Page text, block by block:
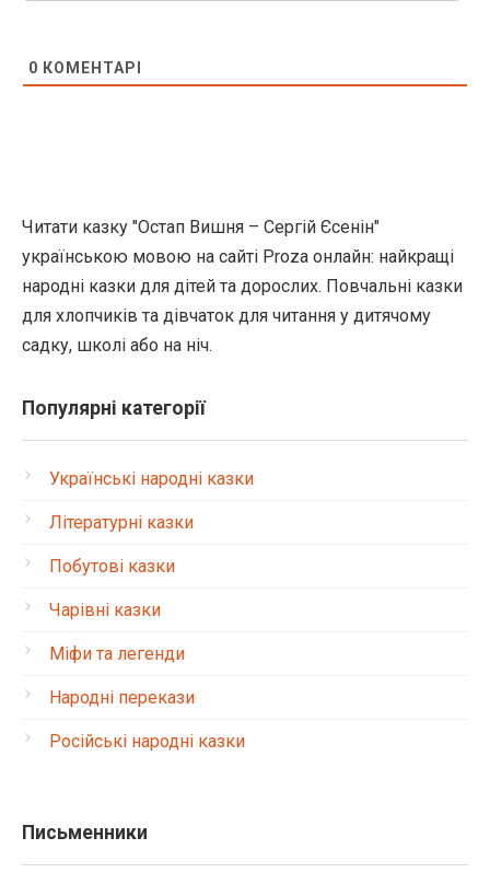
0 КОМЕНТАРІ
Читати казку "Остап Вишня – Сергій Єсенін"
українською мовою на сайті Proza онлайн: найкращі
народні казки для дітей та дорослих. Повчальні казки
для хлопчиків та дівчаток для читання у дитячому
садку, школі або на ніч.
Популярні категорії
Українські народні казки
Літературні казки
Побутові казки
Чарівні казки
Міфи та легенди
Народні перекази
Російські народні казки
Письменники